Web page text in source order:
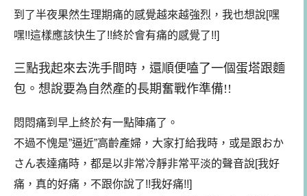
到了半夜果然生理期痛的感覺越來越強烈，我也想說[嘿
嘿!!這樣應該快生了!!終於會有痛的感覺了!!]
三點我起來去洗手間時，還順便嗑了一個蛋塔跟麵
包。想說要為自然產的長期奮戰作準備!!
悶悶痛到早上終於有一點陣痛了。
不過不愧是”逼近”高齡產婦，大家打給我時，或是跟おか
さん表達痛時，都是以非常冷靜非常平淡的聲音說[我好
痛，真的好痛，不跟你說了!!我好痛!!]